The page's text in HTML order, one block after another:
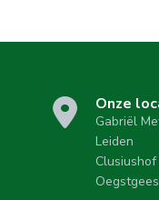
Onze
Gabriël
Leiden